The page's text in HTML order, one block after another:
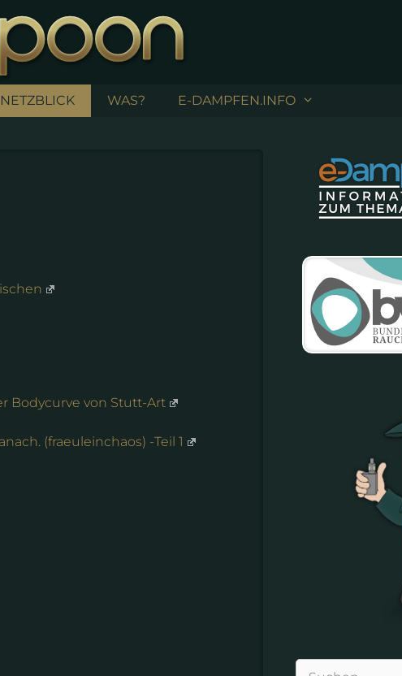
NETZBLICK WAS? E-DAMPFEN.INFO
Bodycurve von Stutt-Art
(fraeuleinchaos) -Teil 1
Suchen